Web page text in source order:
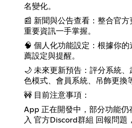
名變化。
📰 新聞與公告查看：整合官方
重要資訊一手掌握。
🧠 個人化功能設定：根據你
薦設定與提醒。
🌙 未來更新預告：評分系統
色模式、會員系統、吊飾更換
🚧 目前注意事項：
App 正在開發中，部分功能仍
入 官方Discord群組 回報問題